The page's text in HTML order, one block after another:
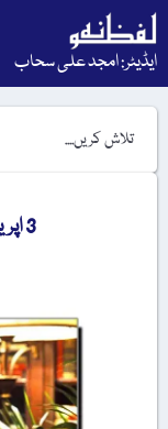
ایڈیٹر: امجد علی سحاب
3 اپریل، مارلن برانڈو کا یومِ پیدائش